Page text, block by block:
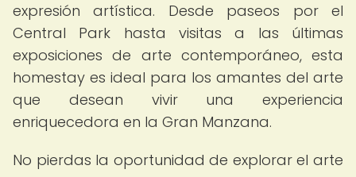
expresión artística. Desde paseos por el
Central Park hasta visitas a las últimas
exposiciones de arte contemporáneo, esta
homestay es ideal para los amantes del arte
que desean vivir una experiencia
enriquecedora en la Gran Manzana.
No pierdas la oportunidad de explorar el arte